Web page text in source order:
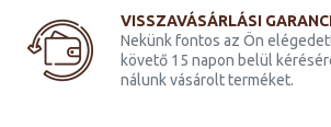
VISSZAVÁSÁRLÁSI
Nekünk fontos az Ön
követő 15 napon belül
nálunk vásárolt terméket.